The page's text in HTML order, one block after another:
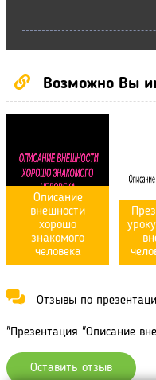
Возможно Вы
Описание
внешности
хорошо
знакомого
человека
Отзывы по
"Презентация "Описание
Оставить отзыв